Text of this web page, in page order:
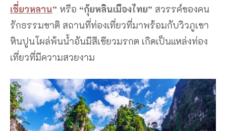
เชี่ยวหลาน” หรือ “กุ้ยหลินเมืองไทย” สวรรค์ของคน
รักธรรมชาติ สถานที่ท่องเที่ยวที่มาพร้อมกับวิวภูเขา
หินปูนโผล่พ้นน้ำอันมีสีเขียวมรกต เกิดเป็นแหล่งท่อง
เที่ยวที่มีความสวยงาม